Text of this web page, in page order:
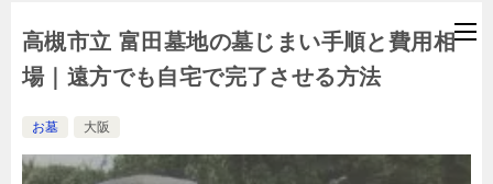
高槻市立 富田墓地の墓じまい手順と費用相
場｜遠方でも自宅で完了させる方法
お墓 大阪